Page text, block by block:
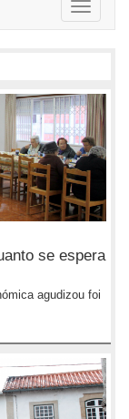
Toggle
se espera
agudizou foi